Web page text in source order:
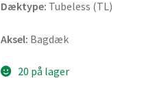
Dæktype: Tubeless (TL)
Aksel: Bagdæk
20 på lager